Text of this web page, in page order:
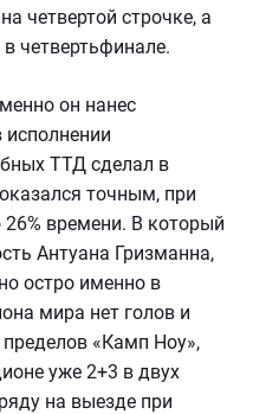
четвертой строчке, а
четвертьфинале.
он нанес
исполнении
ТТД сделал в
точным, при
времени. В который
Антуана Гризманна,
остро именно в
мира нет голов и
«Камп Ноу»,
уже 2+3 в двух
на выезде при